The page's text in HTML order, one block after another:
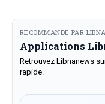
RECOMMANDE PAR
Applications
Retrouvez Libnanews
rapide.